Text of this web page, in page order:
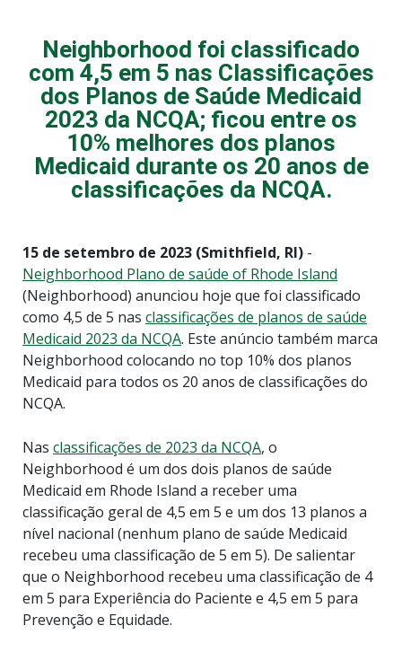
Neighborhood foi classificado
com 4,5 em 5 nas Classificações
dos Planos de Saúde Medicaid
2023 da NCQA; ficou entre os
10% melhores dos planos
Medicaid durante os 20 anos de
classificações da NCQA.
15 de setembro de 2023 (Smithfield, RI) -
Neighborhood Plano de saúde of Rhode Island
(Neighborhood) anunciou hoje que foi classificado
como 4,5 de 5 nas classificações de planos de saúde
Medicaid 2023 da NCQA. Este anúncio também marca
Neighborhood colocando no top 10% dos planos
Medicaid para todos os 20 anos de classificações do
NCQA.
Nas classificações de 2023 da NCQA, o
Neighborhood é um dos dois planos de saúde
Medicaid em Rhode Island a receber uma
classificação geral de 4,5 em 5 e um dos 13 planos a
nível nacional (nenhum plano de saúde Medicaid
recebeu uma classificação de 5 em 5). De salientar
que o Neighborhood recebeu uma classificação de 4
em 5 para Experiência do Paciente e 4,5 em 5 para
Prevenção e Equidade.